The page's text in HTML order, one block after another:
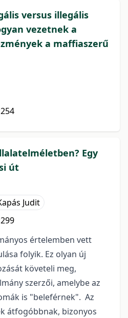
versus illegális
vezetnek a
a maffiaszerű
254
Egy
út
Judit
299
értelemben vett
folyik. Ez olyan új
követeli meg,
szerzői, amelybe az
is "beleférnek". Az
átfogóbbnak, bizonyos